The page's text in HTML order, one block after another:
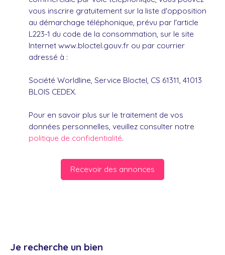
vous inscrire gratuitement sur la liste d'opposition
au démarchage téléphonique, prévu par l'article
L223-1 du code de la consommation, sur le site
Internet www.bloctel.gouv.fr ou par courrier
adressé à :
Société Worldline, Service Bloctel, CS 61311, 41013
BLOIS CEDEX.
Pour en savoir plus sur le traitement de vos
données personnelles, veuillez consulter notre
politique de confidentialité.
Recevoir des annonces
Je recherche un bien